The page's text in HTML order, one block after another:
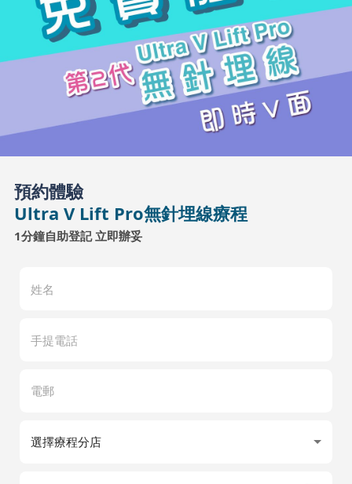
預約體驗
Ultra V Lift Pro無針埋線療程
1分鐘自助登記 立即辦妥